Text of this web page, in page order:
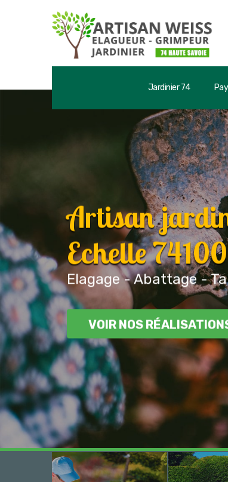
Jardinier 74
Artisan
Echelle 74100
Elagage - Abattage -
VOIR NOS